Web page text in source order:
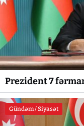
Prezident 7
Gündəm / Siyasət